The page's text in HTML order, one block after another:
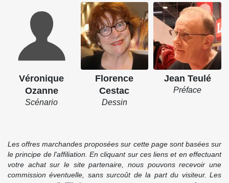
Véronique
Ozanne
Scénario
Florence
Cestac
Dessin
Jean Teulé
Préface
Les offres marchandes proposées sur cette page sont basées sur
le principe de l'affiliation. En cliquant sur ces liens et en effectuant
votre achat sur le site partenaire, nous pouvons recevoir une
commission éventuelle, sans surcoût de la part du visiteur. Les